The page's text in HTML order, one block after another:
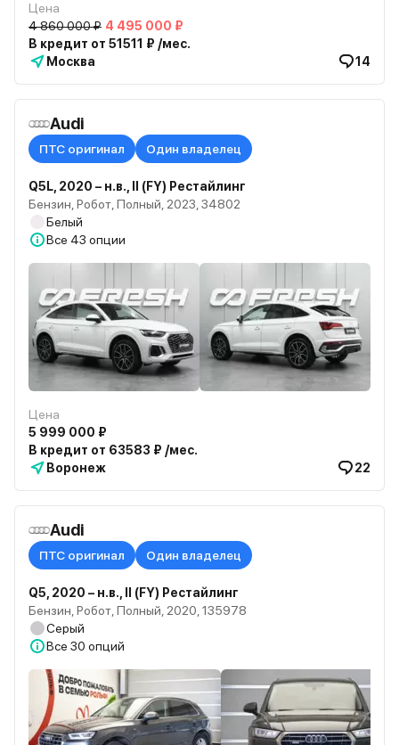
Цена
4 860 000 ₽ 4 495 000 ₽
В кредит от 51511 ₽ /мес.
Москва
14
Audi
ПТС оригинал Один владелец
Q5L, 2020 – н.в., II (FY) Рестайлинг
Бензин, Робот, Полный, 2023, 34802
Белый
Все 43 опции
Цена
5 999 000 ₽
В кредит от 63583 ₽ /мес.
Воронеж
22
Audi
ПТС оригинал Один владелец
Q5, 2020 – н.в., II (FY) Рестайлинг
Бензин, Робот, Полный, 2020, 135978
Серый
Все 30 опций